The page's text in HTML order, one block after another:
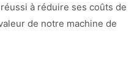
à réduire ses coûts de
de notre machine de